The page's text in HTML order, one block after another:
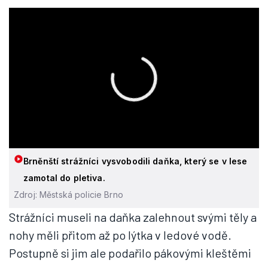
Brněnští strážníci vysvobodili daňka, který se v lese
zamotal do pletiva.
Zdroj: Městská policie Brno
Strážníci museli na daňka zalehnout svými těly a
nohy měli přitom až po lýtka v ledové vodě.
Postupně si jim ale podařilo pákovými kleštěmi